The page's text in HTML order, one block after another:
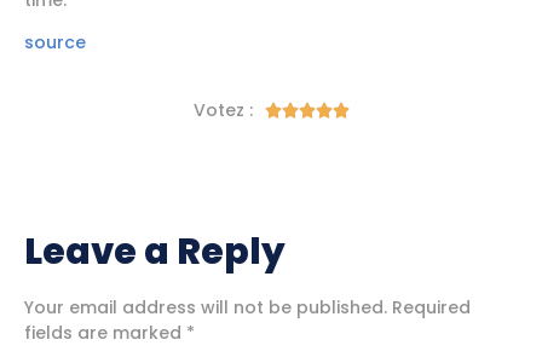
source
Votez : 
Leave a Reply
Your email address will not be published. Required
fields are marked *